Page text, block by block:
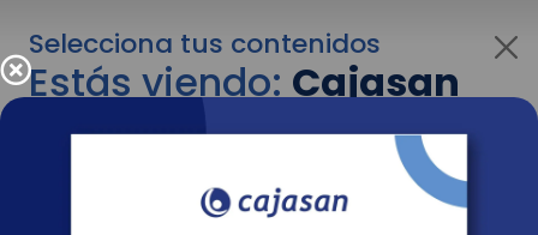
Selecciona tus contenidos
Estás viendo:Cajasan
para personas
Para cambiar al contenido de tu interés más
adelante recuerda utilizar el menú